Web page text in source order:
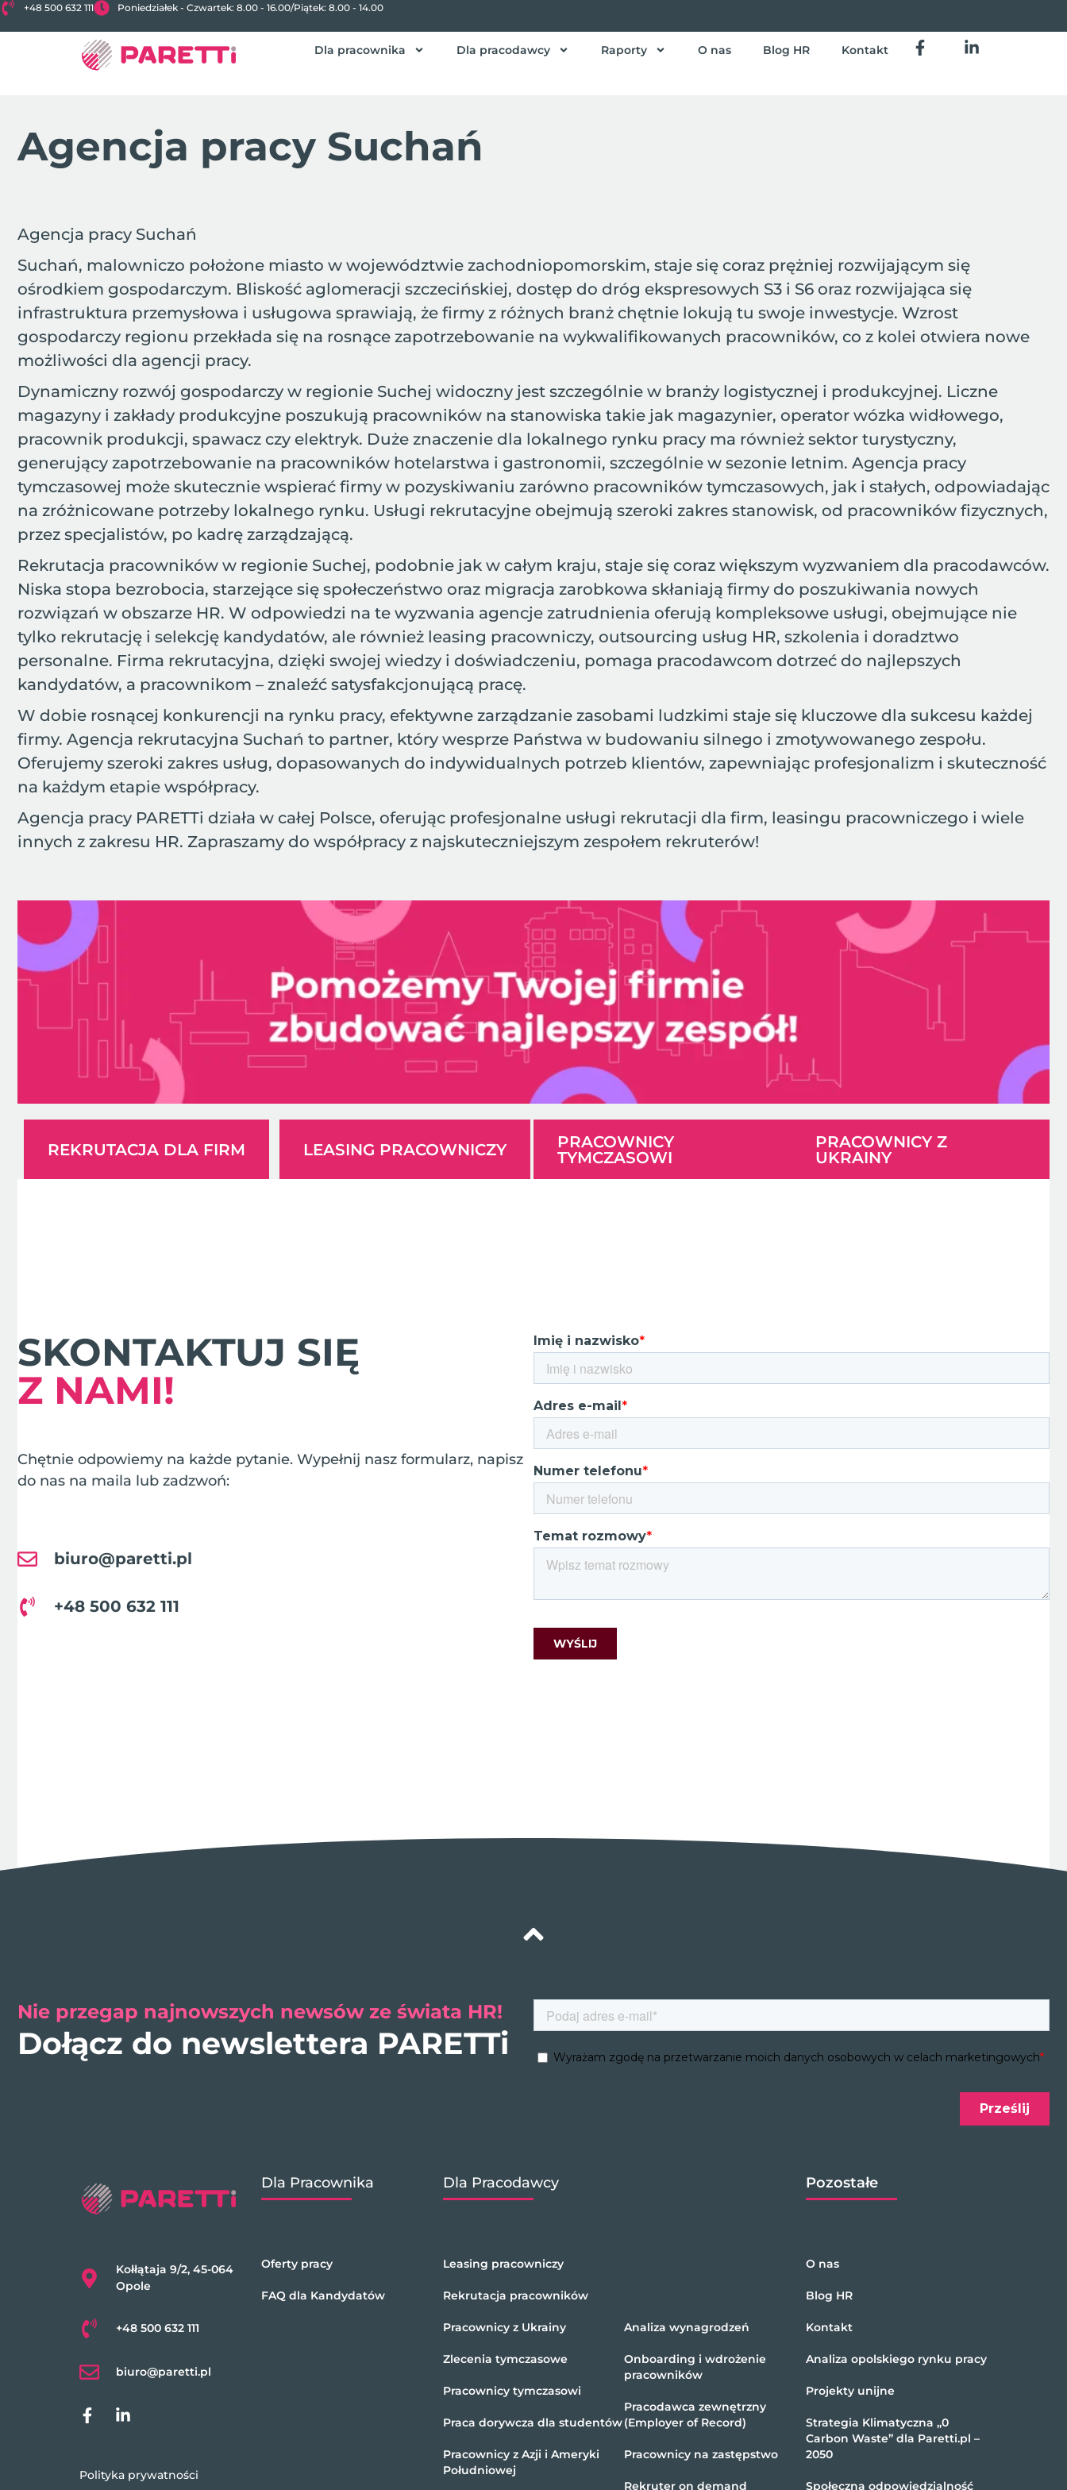
+48 500 632 111 Poniedziałek - Czwartek: 8.00 - 16.00/Piątek: 8.00 - 14.00
Dla pracownika Dla pracodawcy Raporty O nas Blog HR Kontakt
Agencja pracy Suchań
Agencja pracy Suchań
Suchań, malowniczo położone miasto w województwie zachodniopomorskim, staje się coraz prężniej rozwijającym się
ośrodkiem gospodarczym. Bliskość aglomeracji szczecińskiej, dostęp do dróg ekspresowych S3 i S6 oraz rozwijająca się
infrastruktura przemysłowa i usługowa sprawiają, że firmy z różnych branż chętnie lokują tu swoje inwestycje. Wzrost
gospodarczy regionu przekłada się na rosnące zapotrzebowanie na wykwalifikowanych pracowników, co z kolei otwiera nowe
możliwości dla agencji pracy.
Dynamiczny rozwój gospodarczy w regionie Suchej widoczny jest szczególnie w branży logistycznej i produkcyjnej. Liczne
magazyny i zakłady produkcyjne poszukują pracowników na stanowiska takie jak magazynier, operator wózka widłowego,
pracownik produkcji, spawacz czy elektryk. Duże znaczenie dla lokalnego rynku pracy ma również sektor turystyczny,
generujący zapotrzebowanie na pracowników hotelarstwa i gastronomii, szczególnie w sezonie letnim. Agencja pracy
tymczasowej może skutecznie wspierać firmy w pozyskiwaniu zarówno pracowników tymczasowych, jak i stałych, odpowiadając
na zróżnicowane potrzeby lokalnego rynku. Usługi rekrutacyjne obejmują szeroki zakres stanowisk, od pracowników fizycznych,
przez specjalistów, po kadrę zarządzającą.
Rekrutacja pracowników w regionie Suchej, podobnie jak w całym kraju, staje się coraz większym wyzwaniem dla pracodawców.
Niska stopa bezrobocia, starzejące się społeczeństwo oraz migracja zarobkowa skłaniają firmy do poszukiwania nowych
rozwiązań w obszarze HR. W odpowiedzi na te wyzwania agencje zatrudnienia oferują kompleksowe usługi, obejmujące nie
tylko rekrutację i selekcję kandydatów, ale również leasing pracowniczy, outsourcing usług HR, szkolenia i doradztwo
personalne. Firma rekrutacyjna, dzięki swojej wiedzy i doświadczeniu, pomaga pracodawcom dotrzeć do najlepszych
kandydatów, a pracownikom – znaleźć satysfakcjonującą pracę.
W dobie rosnącej konkurencji na rynku pracy, efektywne zarządzanie zasobami ludzkimi staje się kluczowe dla sukcesu każdej
firmy. Agencja rekrutacyjna Suchań to partner, który wesprze Państwa w budowaniu silnego i zmotywowanego zespołu.
Oferujemy szeroki zakres usług, dopasowanych do indywidualnych potrzeb klientów, zapewniając profesjonalizm i skuteczność
na każdym etapie współpracy.
Agencja pracy PARETTi działa w całej Polsce, oferując profesjonalne usługi rekrutacji dla firm, leasingu pracowniczego i wiele
innych z zakresu HR. Zapraszamy do współpracy z najskuteczniejszym zespołem rekruterów!
REKRUTACJA DLA FIRM LEASING PRACOWNICZY
PRACOWNICY
TYMCZASOWI
PRACOWNICY Z
UKRAINY
SKONTAKTUJ SIĘ
Z NAMI!
Chętnie odpowiemy na każde pytanie. Wypełnij nasz formularz, napisz
do nas na maila lub zadzwoń:
biuro@paretti.pl
+48 500 632 111
Nie przegap najnowszych newsów ze świata HR!
Dołącz do newslettera PARETTi
Kołłątaja 9/2, 45-064
Opole
+48 500 632 111
biuro@paretti.pl
Polityka prywatności
Dla Pracownika
Oferty pracy
FAQ dla Kandydatów
Dla Pracodawcy
Leasing pracowniczy
Rekrutacja pracowników
Pracownicy z Ukrainy
Zlecenia tymczasowe
Pracownicy tymczasowi
Praca dorywcza dla studentów
Pracownicy z Azji i Ameryki
Południowej
Analiza wynagrodzeń
Onboarding i wdrożenie
pracowników
Pracodawca zewnętrzny
(Employer of Record)
Pracownicy na zastępstwo
Rekruter on demand
Pozostałe
O nas
Blog HR
Kontakt
Analiza opolskiego rynku pracy
Projekty unijne
Strategia Klimatyczna „0
Carbon Waste” dla Paretti.pl –
2050
Społeczna odpowiedzialność